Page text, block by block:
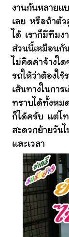
งานกันหลายแ
เลย หรือถ้าตัว
ได้ เราก็มีทีมง
ส่วนนี้เหมือนกั
ไม่คิดค่าจ้างใ
รถให้ว่าต้องใ
เส้นทางในกา
ทราบได้ทั้งหม
ก็ได้ครับ แต่โท
สะดวกย้ายวัน
และเวลา